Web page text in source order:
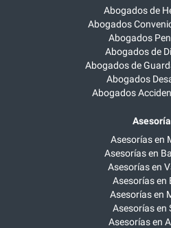
Abogados de
Abogados
Abogados
Abogados de
Abogados de
Abogados
Abogados
Asesorías en
Asesorías en
Asesorías en
Asesorías en
Asesorías en
Asesorías en
Asesorías en